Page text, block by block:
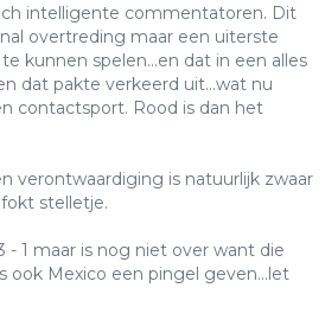
intelligente commentatoren. Dit
overtreding maar een uiterste
kunnen spelen...en dat in een alles
dat pakte verkeerd uit...wat nu
contactsport. Rood is dan het
verontwaardiging is natuurlijk zwaar
stelletje.
- 1 maar is nog niet over want die
ook Mexico een pingel geven...let